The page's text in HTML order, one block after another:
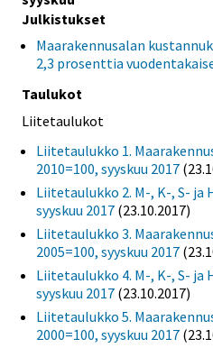
Julkistukset
Maarakennusalan
2,3 prosenttia
Taulukot
Liitetaulukot
Liitetaulukko 1.
2010=100, syyskuu 2017
Liitetaulukko 2. M-, K-, S- ja
syyskuu 2017 (23.10.2017)
Liitetaulukko 3.
2005=100, syyskuu 2017
Liitetaulukko 4. M-, K-, S- ja
syyskuu 2017 (23.10.2017)
Liitetaulukko 5.
2000=100, syyskuu 2017